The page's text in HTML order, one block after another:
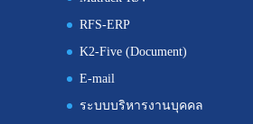
RFS-ERP
K2-Five (Document)
E-mail
ระบบบริหารงานบุคคล